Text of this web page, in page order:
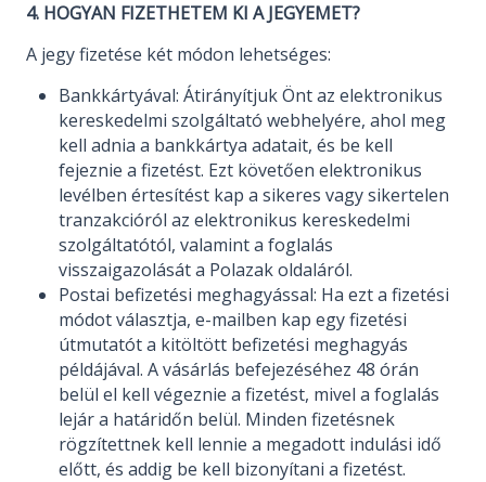
4. HOGYAN FIZETHETEM KI A JEGYEMET?
A jegy fizetése két módon lehetséges:
Bankkártyával: Átirányítjuk Önt az elektronikus
kereskedelmi szolgáltató webhelyére, ahol meg
kell adnia a bankkártya adatait, és be kell
fejeznie a fizetést. Ezt követően elektronikus
levélben értesítést kap a sikeres vagy sikertelen
tranzakcióról az elektronikus kereskedelmi
szolgáltatótól, valamint a foglalás
visszaigazolását a Polazak oldaláról.
Postai befizetési meghagyással: Ha ezt a fizetési
módot választja, e-mailben kap egy fizetési
útmutatót a kitöltött befizetési meghagyás
példájával. A vásárlás befejezéséhez 48 órán
belül el kell végeznie a fizetést, mivel a foglalás
lejár a határidőn belül. Minden fizetésnek
rögzítettnek kell lennie a megadott indulási idő
előtt, és addig be kell bizonyítani a fizetést.